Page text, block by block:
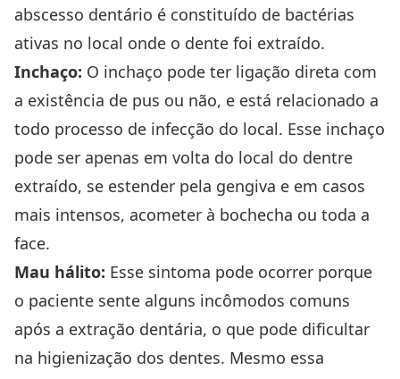
abscesso dentário é constituído de bactérias
ativas no local onde o dente foi extraído.
Inchaço: O inchaço pode ter ligação direta com
a existência de pus ou não, e está relacionado a
todo processo de infecção do local. Esse inchaço
pode ser apenas em volta do local do dentre
extraído, se estender pela gengiva e em casos
mais intensos, acometer à bochecha ou toda a
face.
Mau hálito: Esse sintoma pode ocorrer porque
o paciente sente alguns incômodos comuns
após a extração dentária, o que pode dificultar
na higienização dos dentes. Mesmo essa